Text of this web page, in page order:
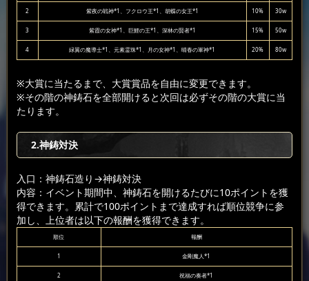
2 紫夜の戦神*1、フクロウ王*1、胡蝶の女王*1 10% 30w
3 紫霞の女神*1、巨鯉の王*1、深林の賢者*1 15% 50w
4 緑翼の魔導士*1、元素霊珠*1、月の女神*1、晴春の軍神*1 20% 80w
※大賞に当たるまで、大賞賞品を自由に変更できます。
※その階の神鋳石を全部開けると次回は必ずその階の大賞に当
たります。
2.神鋳対決
入口：神鋳石造り →神鋳対決
内容：イベント期間中、神鋳石を開けるたびに10ポイントを獲
得できます。累計で100ポイントまで達成すれば順位競争に参
加し、上位者は以下の報酬を獲得できます。
順位 報酬
1 金剛魔人*1
2 祝福の奏者*1